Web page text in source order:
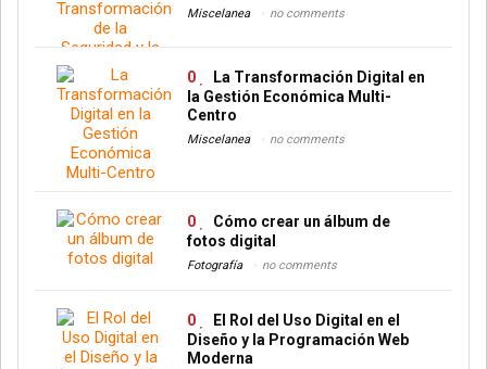
Miscelanea no comments
0
La Transformación Digital en
la Gestión Económica Multi-
Centro
Miscelanea no comments
0
Cómo crear un álbum de
fotos digital
Fotografía no comments
0
El Rol del Uso Digital en el
Diseño y la Programación Web
Moderna